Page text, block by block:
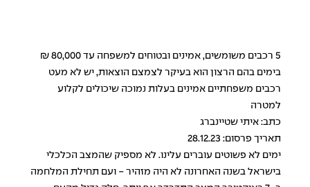
5 רכבים משומשים, אמינים ובטוחים למשפחה עד 80,000 ₪
בימים בהם הרצון הוא בעיקר לצמצם הוצאות, יש לא מעט
רכבים משפחתיים אמינים בעלות נמוכה שיכולים לקלוע
למטרה
כתב: איתי שטיינברג
תאריך פרסום: 28.12.23
ימים לא פשוטים עוברים עלינו. לא מספיק שהמצב הכלכלי
בישראל בשנה האחרונה לא היה מזהיר - ועם תחילת המלחמה